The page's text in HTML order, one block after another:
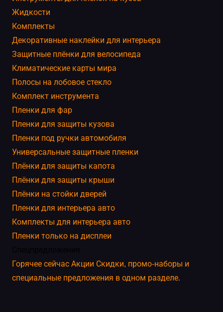
Жидкости
Комплекты
Декоративные наклейки для интерьера
Защитные плёнки для велосипеда
Климатические карты мира
Полосы на лобовое стекло
Комплект инструмента
Пленки для фар
Пленки для защиты кузова
Пленки под ручки автомобиля
Универсальные защитные пленки
Плёнки для защиты капота
Плёнки для защиты крыши
Плёнки на стойки дверей
Пленки для интерьера авто
Комплекты для интерьера авто
Пленки только на дисплеи
Горячее сейчас Акции Скидки, промо-наборы и
специальные предложения в одном разделе.